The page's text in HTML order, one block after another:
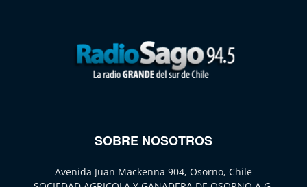
SOBRE NOSOTROS
Avenida Juan Mackenna 904, Osorno, Chile